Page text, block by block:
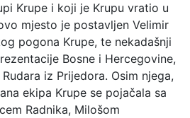
Krupe i koji je Krupu vratio u
mjesto je postavljen Velimir
pogona Krupe, te nekadašnji
Bosne i Hercegovine,
iz Prijedora. Osim njega,
ekipa Krupe se pojačala sa
Radnika, Milošom